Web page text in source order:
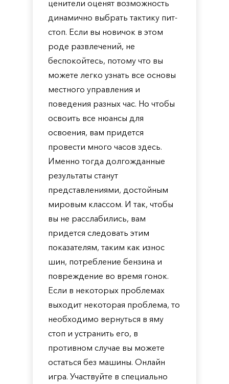
ценители оценят возможность
динамично выбрать тактику пит-
стоп. Если вы новичок в этом
роде развлечений, не
беспокойтесь, потому что вы
можете легко узнать все основы
местного управления и
поведения разных час. Но чтобы
освоить все нюансы для
освоения, вам придется
провести много часов здесь.
Именно тогда долгожданные
результаты станут
представлениями, достойным
мировым классом. И так, чтобы
вы не расслабились, вам
придется следовать этим
показателям, таким как износ
шин, потребление бензина и
повреждение во время гонок.
Если в некоторых проблемах
выходит некоторая проблема, то
необходимо вернуться в яму
стоп и устранить его, в
противном случае вы можете
остаться без машины. Онлайн
игра. Участвуйте в специально